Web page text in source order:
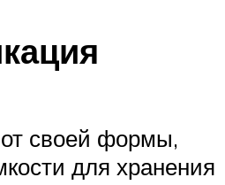
своей формы,
для хранения